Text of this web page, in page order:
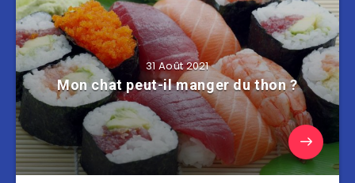
31 Août 2021
Mon chat peut-il manger du thon ?